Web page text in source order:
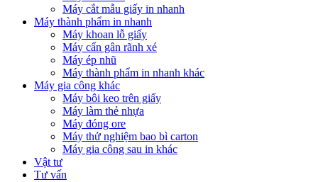
Máy cắt mẫu giấy in nhanh
Máy thành phẩm in nhanh
Máy khoan lỗ giấy
Máy cấn gân rãnh xé
Máy ép nhũ
Máy thành phẩm in nhanh khác
Máy gia công khác
Máy bôi keo trên giấy
Máy làm thẻ nhựa
Máy đóng ore
Máy thử nghiệm bao bì carton
Máy gia công sau in khác
Vật tư
Tư vấn